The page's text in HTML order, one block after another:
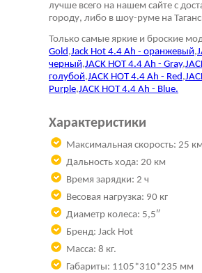
лучше всего на нашем сайте с
городу, либо в шоу-руме на
Только самые яркие и броские
Gold,Jack Hot 4.4 Ah - оранжевый,
черный,JACK HOT 4.4 Ah - Gray,
голубой,JACK HOT 4.4 Ah - Red,
Purple,JACK HOT 4.4 Ah - Blue.
Характеристики​
Максимальная скорость: 25
Дальность хода: 20 км
Время зарядки: 2 ч
Весовая нагрузка: 90 кг
Диаметр колеса: 5,5″
Бренд: Jack Hot
Масса: 8 кг.
Габариты: 1105*310*235 мм